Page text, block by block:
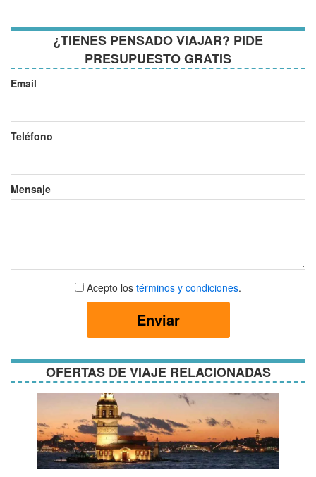
¿TIENES PENSADO VIAJAR? PIDE
PRESUPUESTO GRATIS
Email
Teléfono
Mensaje
Aceptar
términos
Acepto los términos y condiciones.
Enviar
OFERTAS DE VIAJE RELACIONADAS